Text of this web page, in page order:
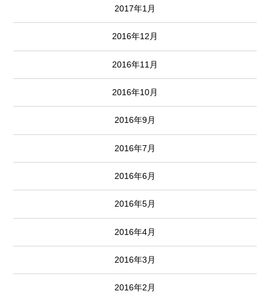
2017年1月
2016年12月
2016年11月
2016年10月
2016年9月
2016年7月
2016年6月
2016年5月
2016年4月
2016年3月
2016年2月